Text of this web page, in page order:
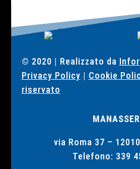
© 2020 | Realizzato da
Privacy Policy | Cookie
riservato
via Roma 37 –
Telefono: 339